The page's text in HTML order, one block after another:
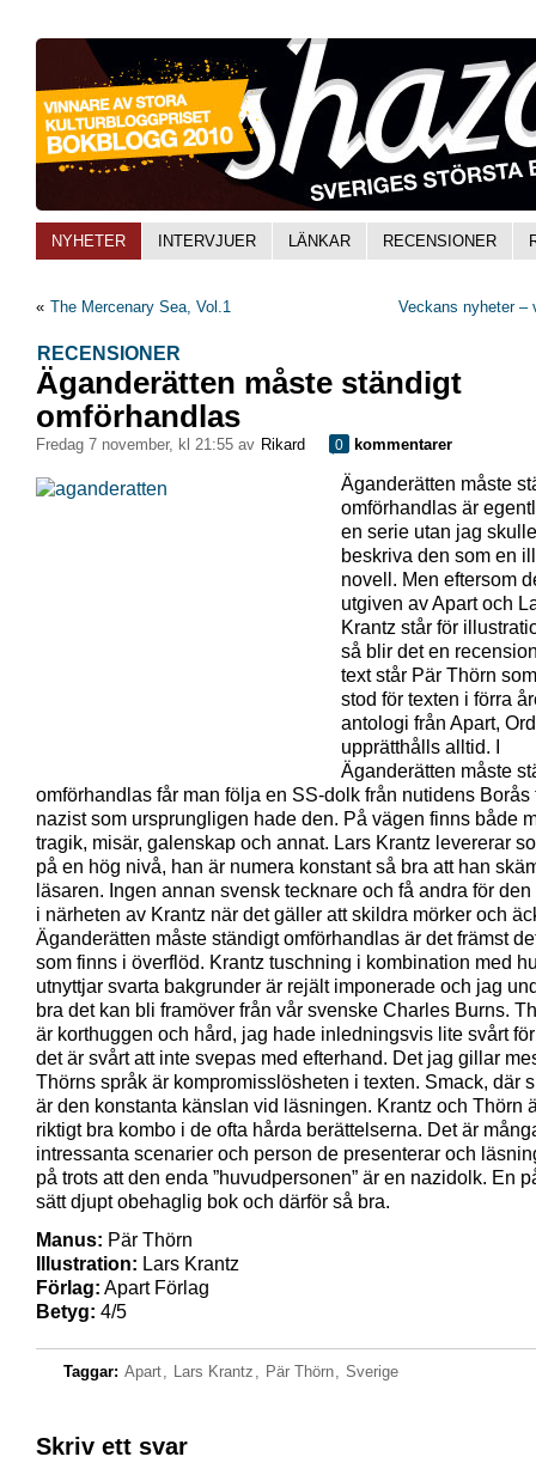
NYHETER INTERVJUER LÄNKAR RECENSIONER
« The Mercenary Sea, Vol.1 Veckans nyheter –
RECENSIONER
Äganderätten måste ständigt
omförhandlas
fredag 7 november, kl 21:55 av Rikard 0 kommentarer
Äganderätten måste
omförhandlas är
en serie utan jag
beskriva den som en
novell. Men eftersom
utgiven av Apart och
Krantz står för
så blir det en
text står Pär Thörn
stod för texten i förra
antologi från Apart,
upprätthålls alltid. I
Äganderätten måste
omförhandlas får man följa en SS-dolk från nutidens Borås
nazist som ursprungligen hade den. På vägen finns både
tragik, misär, galenskap och annat. Lars Krantz levererar
på en hög nivå, han är numera konstant så bra att han
läsaren. Ingen annan svensk tecknare och få andra för
i närheten av Krantz när det gäller att skildra mörker och
Äganderätten måste ständigt omförhandlas är det främst
som finns i överflöd. Krantz tuschning i kombination med
utnyttjar svarta bakgrunder är rejält imponerade och jag
bra det kan bli framöver från vår svenske Charles Burns.
är korthuggen och hård, jag hade inledningsvis lite svårt
det är svårt att inte svepas med efterhand. Det jag gillar
Thörns språk är kompromisslösheten i texten. Smack, där
är den konstanta känslan vid läsningen. Krantz och Thörn
riktigt bra kombo i de ofta hårda berättelserna. Det är
intressanta scenarier och person de presenterar och
på trots att den enda ”huvudpersonen” är en nazidolk. En
sätt djupt obehaglig bok och därför så bra.
Manus: Pär Thörn
Illustration: Lars Krantz
Förlag: Apart Förlag
Betyg: 4/5
Taggar: Apart, Lars Krantz , Pär Thörn, Sverige
Skriv ett svar